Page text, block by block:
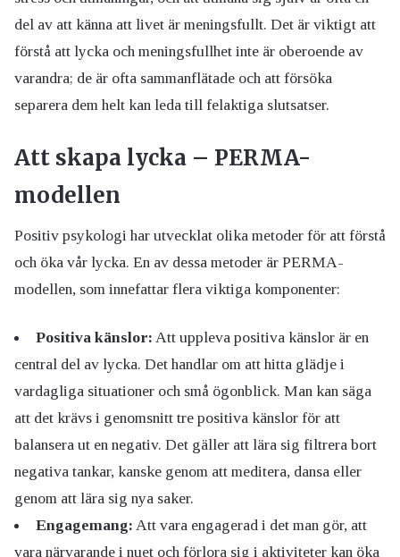
del av att känna att livet är meningsfullt. Det är viktigt att
förstå att lycka och meningsfullhet inte är oberoende av
varandra; de är ofta sammanflätade och att försöka
separera dem helt kan leda till felaktiga slutsatser.
Att skapa lycka – PERMA-
modellen
Positiv psykologi har utvecklat olika metoder för att förstå
och öka vår lycka. En av dessa metoder är PERMA-
modellen, som innefattar flera viktiga komponenter:
Positiva känslor: Att uppleva positiva känslor är en
central del av lycka. Det handlar om att hitta glädje i
vardagliga situationer och små ögonblick. Man kan säga
att det krävs i genomsnitt tre positiva känslor för att
balansera ut en negativ. Det gäller att lära sig filtrera bort
negativa tankar, kanske genom att meditera, dansa eller
genom att lära sig nya saker.
Engagemang: Att vara engagerad i det man gör, att
vara närvarande i nuet och förlora sig i aktiviteter kan öka